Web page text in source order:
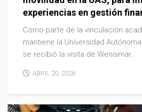
experiencias en gestión
Como parte de la vinculación
mantiene la Universidad
se recibió la visita de Wenismar...
ABRIL 20, 2026